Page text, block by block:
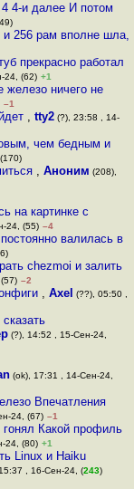
4 4-и далее И потом
и 256 рам вполне шла,
прекрасно работал
24, (62) +1
железо ничего не
–1
,tty2 (?), 23:58 , 14-
чем бедным и
, Аноним (208),
на картинке с
24, (55) –4
валилась в
chezmoi и залить
–2
, Axel (??), 05:50 ,
(?), 14:52 , 15-Сен-24,
(ok), 17:31 , 14-Сен-24,
Впечатления
24, (67) –1
Какой профиль
24, (80) +1
Linux и Haiku
, 16-Сен-24, (243)